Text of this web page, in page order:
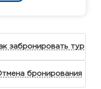
забронировать тур
бронирования